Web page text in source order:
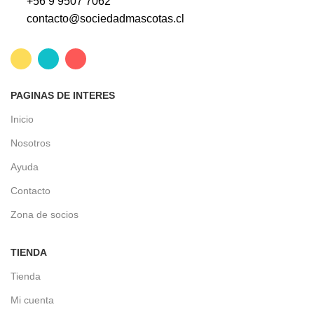
contacto@sociedadmascotas.cl
PAGINAS DE INTERES
Inicio
Nosotros
Ayuda
Contacto
Zona de socios
TIENDA
Tienda
Mi cuenta